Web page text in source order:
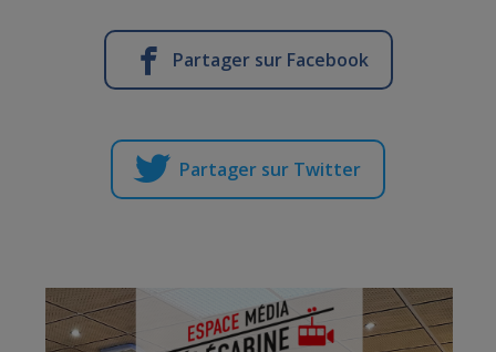
Partager sur Facebook
Partager sur Twitter